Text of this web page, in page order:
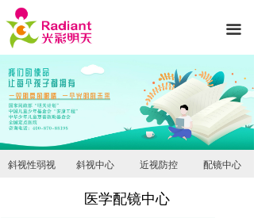
끀
首页
医院简介
诊疗项目
专家团队
新闻动态
医学配镜中心
斜视性弱视 斜视中心 近视防控 配镜中心